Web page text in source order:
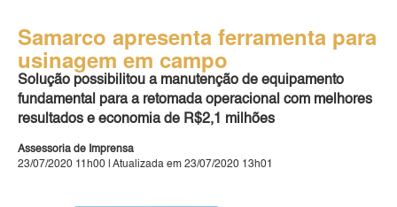
Samarco apresenta ferramenta para
usinagem em campo
Solução possibilitou a manutenção de equipamento
fundamental para a retomada operacional com melhores
resultados e economia de R$2,1 milhões
Assessoria de Imprensa
23/07/2020 11h00 | Atualizada em 23/07/2020 13h01